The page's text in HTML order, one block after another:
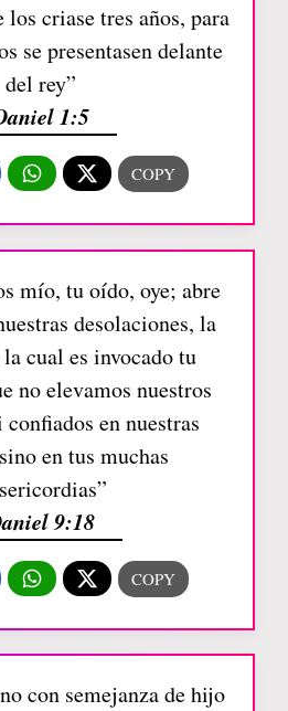
los criase tres años, para
se presentasen delante
del rey”
1:5
mío, tu oído, oye; abre
desolaciones, la
cual es invocado tu
no elevamos nuestros
en nuestras
en tus muchas
9:18
con semejanza de hijo